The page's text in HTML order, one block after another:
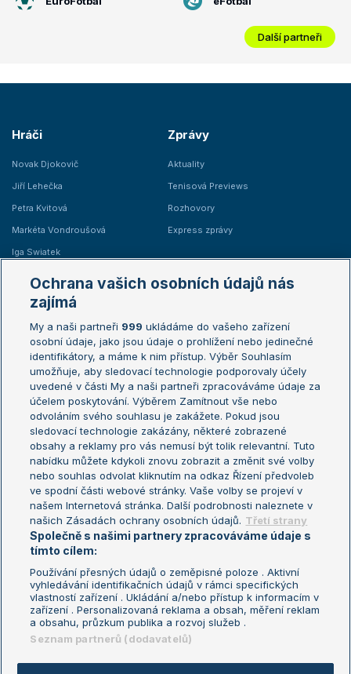
Další partneři
Hráči
Novak Djokovič
Jiří Lehečka
Petra Kvitová
Markéta Vondroušová
Iga Swiatek
Zprávy
Aktuality
Tenisová Previews
Rozhovory
Express zprávy
Žebříčky
Žebříček ATP (muži)
Žebříček WTA (ženy)
Sázkařský žebříček
Australian Open
French Open
Wimbledon
US Open
Turnaj mistrů
Turnaj mistryň
Aktualní trendy
Fotbalové přestupy
Livesport Daily
LS Prague Open
Podmínky užití
Nastavení soukromí
GDPR a žurnalistika
Reklama
Kontakt
Informace o zpracování osobních
údajů
Ochrana vašich osobních údajů nás
zajímá
My a naši partneři 999 ukládáme do vašeho zařízení
osobní údaje, jako jsou údaje o prohlížení nebo jedinečné
identifikátory, a máme k nim přístup. Výběr Souhlasím
umožňuje, aby sledovací technologie podporovaly účely
uvedené v části My a naši partneři zpracováváme údaje za
účelem poskytování. Výběrem Zamítnout vše nebo
odvoláním svého souhlasu je zakážete. Pokud jsou
sledovací technologie zakázány, některé zobrazené
obsahy a reklamy pro vás nemusí být tolik relevantní. Tuto
nabídku můžete kdykoli znovu zobrazit a změnit své volby
nebo souhlas odvolat kliknutím na odkaz Řízení předvoleb
ve spodní části webové stránky. Vaše volby se projeví v
našem Internetová stránka. Další podrobnosti naleznete v
našich Zásadách ochrany osobních údajů. Třetí strany
Společně s našimi partnery zpracováváme údaje s
tímto cílem:
Používání přesných údajů o zeměpisné poloze . Aktivní
vyhledávání identifikačních údajů v rámci specifických
vlastností zařízení . Ukládání a/nebo přístup k informacím v
zařízení . Personalizovaná reklama a obsah, měření reklam
a obsahu, průzkum publika a rozvoj služeb .
Seznam partnerů (dodavatelů)